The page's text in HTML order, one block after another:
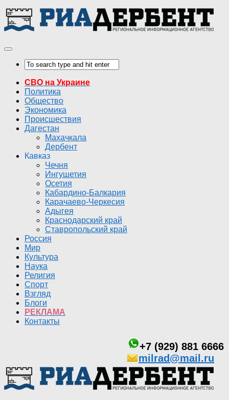
СВО на Украине
Политика
Общество
Экономика
Происшествия
Дагестан
Махачкала
Дербент
Кавказ
Чечня
Ингушетия
Осетия
Кабардино-Балкария
Карачаево-Черкесия
Адыгея
Краснодарский край
Ставропольский край
Россия
Мир
Культура
Наука
Религия
Спорт
Взгляд
Блоги
РЕКЛАМА
Контакты
+7 (929) 881 6666
milrad@mail.ru